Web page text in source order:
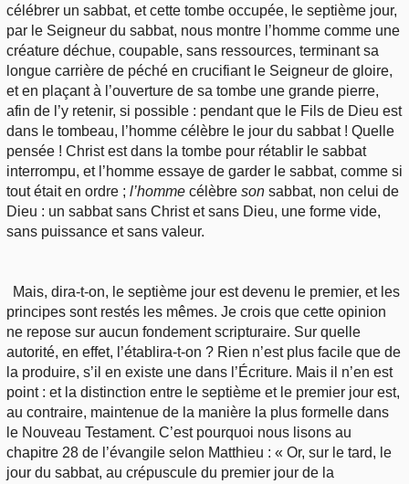
célébrer un sabbat, et cette tombe occupée, le septième jour,
par le Seigneur du sabbat, nous montre l’homme comme une
créature déchue, coupable, sans ressources, terminant sa
longue carrière de péché en crucifiant le Seigneur de gloire,
et en plaçant à l’ouverture de sa tombe une grande pierre,
afin de l’y retenir, si possible : pendant que le Fils de Dieu est
dans le tombeau, l’homme célèbre le jour du sabbat ! Quelle
pensée ! Christ est dans la tombe pour rétablir le sabbat
interrompu, et l’homme essaye de garder le sabbat, comme si
tout était en ordre ; l’homme célèbre son sabbat, non celui de
Dieu : un sabbat sans Christ et sans Dieu, une forme vide,
sans puissance et sans valeur.
Mais, dira-t-on, le septième jour est devenu le premier, et les
principes sont restés les mêmes. Je crois que cette opinion
ne repose sur aucun fondement scripturaire. Sur quelle
autorité, en effet, l’établira-t-on ? Rien n’est plus facile que de
la produire, s’il en existe une dans l’Écriture. Mais il n’en est
point : et la distinction entre le septième et le premier jour est,
au contraire, maintenue de la manière la plus formelle dans
le Nouveau Testament. C’est pourquoi nous lisons au
chapitre 28 de l’évangile selon Matthieu : « Or, sur le tard, le
jour du sabbat, au crépuscule du premier jour de la